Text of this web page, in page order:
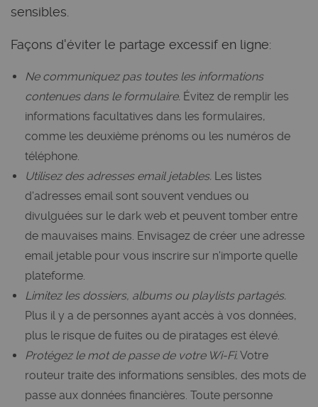
sensibles.
Façons d'éviter le partage excessif en ligne:
Ne communiquez pas toutes les informations
contenues dans le formulaire. Évitez de remplir les
informations facultatives dans les formulaires,
comme les deuxième prénoms ou les numéros de
téléphone.
Utilisez des adresses email jetables. Les listes
d'adresses email sont souvent vendues ou
divulguées sur le dark web et peuvent tomber entre
de mauvaises mains. Envisagez de créer une adresse
email jetable pour vous inscrire sur n'importe quelle
plateforme.
Limitez les dossiers, albums ou playlists partagés.
Plus il y a de personnes ayant accès à vos données,
plus le risque de fuites ou de piratages est élevé.
Protégez le mot de passe de votre Wi-Fi. Votre
routeur traite des informations sensibles, des mots de
passe aux données financières. Toute personne